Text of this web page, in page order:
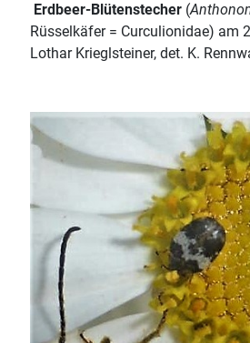
Erdbeer-Blütenstecher (
Rüsselkäfer = Curculionidae) am
Lothar Krieglsteiner, det. K.